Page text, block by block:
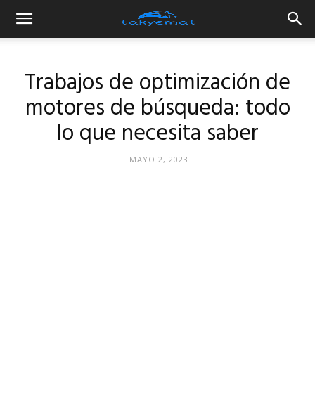
Trabajos de optimización de
motores de búsqueda: todo
lo que necesita saber
MAYO 2, 2023